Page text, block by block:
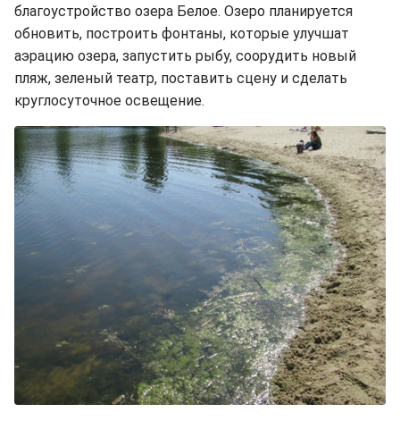
благоустройство озера Белое. Озеро планируется
обновить, построить фонтаны, которые улучшат
аэрацию озера, запустить рыбу, соорудить новый
пляж, зеленый театр, поставить сцену и сделать
круглосуточное освещение.